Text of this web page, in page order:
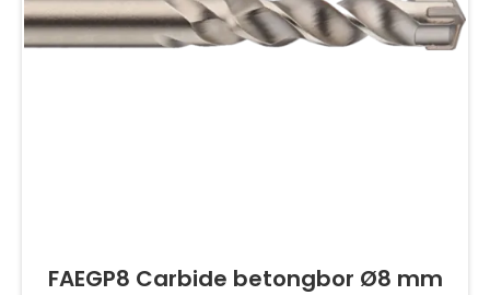
FAEGP8 Carbide betongbor Ø8 mm